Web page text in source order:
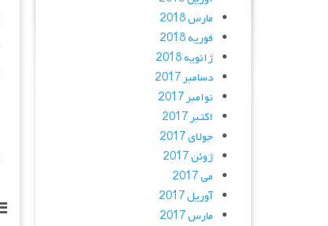
مارس 2018
فوریه 2018
ژانویه 2018
دسامبر 2017
نوامبر 2017
اکتبر 2017
جولای 2017
ژوئن 2017
می 2017
آوریل 2017
مارس 2017